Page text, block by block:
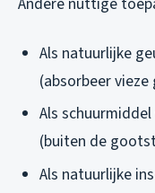
Als natuurlijke
(absorbeer vieze
Als
(buiten de
Als natuurlijke